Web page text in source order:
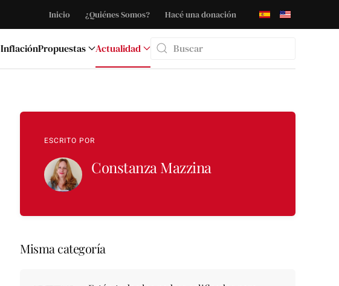
Inicio ¿Quiénes Somos? Hacé una donación
InflaciónPropuestas
Actualidad
Type 2 or more characters for results.
ESCRITO POR
Constanza Mazzina
Misma categoría